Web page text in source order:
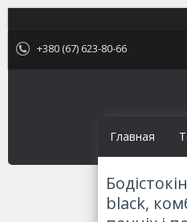
+380 (67) 623-80-66
Главная
black,